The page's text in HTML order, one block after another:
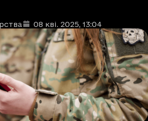
: 08 кві. 2025, 13:04